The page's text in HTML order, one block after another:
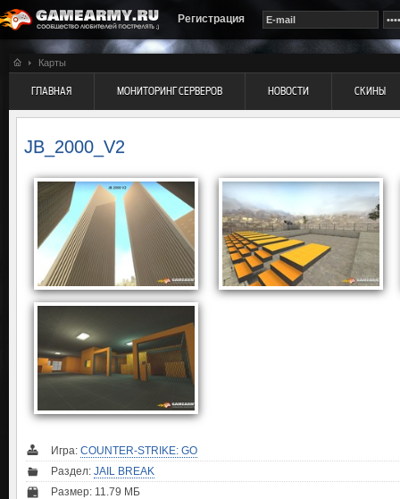
Регистрация
Карты
ГЛАВНАЯ МОНИТОРИНГ СЕРВЕРОВ НОВОСТИ СКИНЫ
JB_2000_V2
Игра: COUNTER-STRIKE: GO
Раздел: JAIL BREAK
Размер: 11.79 МБ